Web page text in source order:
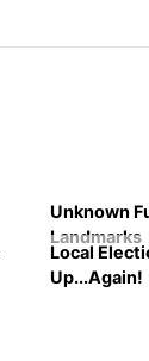
Unknown
Landmarks
Local
Up...Again!